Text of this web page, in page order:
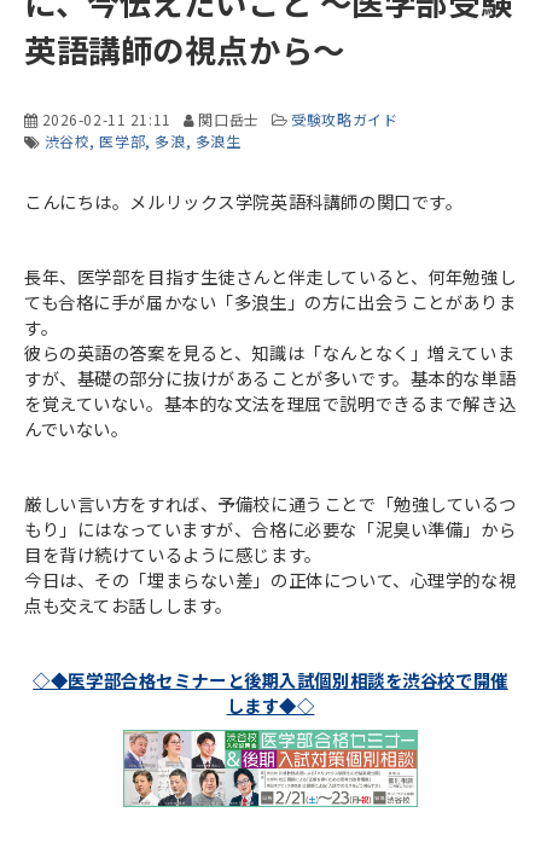
英語講師の視点から～
2026-02-11 21:11 関口岳士
受験攻略ガイド
渋谷校 医学部 多浪 多浪生
こんにちは。メルリックス学院英語科講師の関口です。
長年、医学部を目指す生徒さんと伴走していると、何年勉強し
ても合格に手が届かない「多浪生」の方に出会うことがありま
す。
彼らの英語の答案を見ると、知識は「なんとなく」増えていま
すが、基礎の部分に抜けがあることが多いです。基本的な単語
を覚えていない。基本的な文法を理屈で説明できるまで解き込
んでいない。
厳しい言い方をすれば、予備校に通うことで「勉強しているつ
もり」にはなっていますが、合格に必要な「泥臭い準備」から
目を背け続けているように感じます。
今日は、その「埋まらない差」の正体について、心理学的な視
点も交えてお話しします。
◇◆医学部合格セミナーと後期入試個別相談を渋谷校で開催
します◆◇